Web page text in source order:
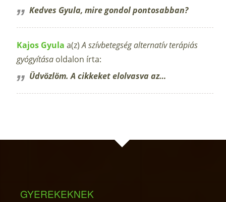
Kedves Gyula, mire gondol pontosabban?
Kajos Gyula a(z)A szívbetegség alternatív terápiás
gyógyítása oldalon írta:
Üdvözlöm. A cikkeket elolvasva az…
GYEREKEKNEK